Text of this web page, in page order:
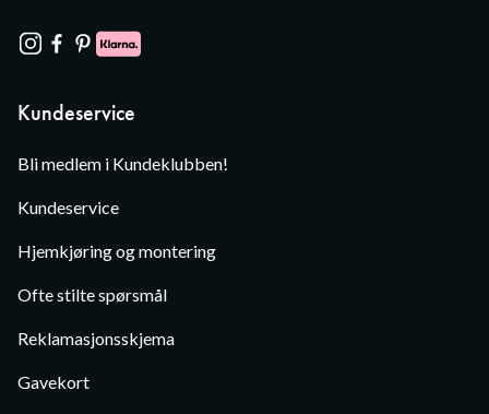
Kundeservice
Bli medlem i Kundeklubben!
Kundeservice
Hjemkjøring og montering
Ofte stilte spørsmål
Reklamasjonsskjema
Gavekort